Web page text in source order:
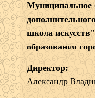
Муниципальное
школа
образования
Директор:
Александр